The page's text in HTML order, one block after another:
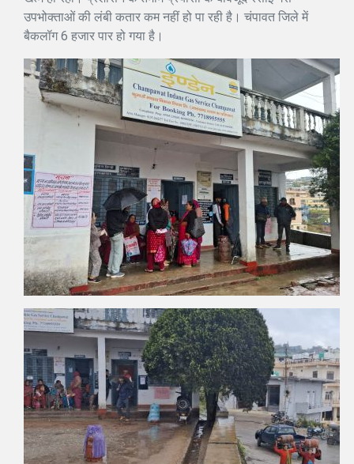
उपभोक्ताओं की लंबी कतार कम नहीं हो पा रही है। चंपावत जिले में
बैकलॉग 6 हजार पार हो गया है।